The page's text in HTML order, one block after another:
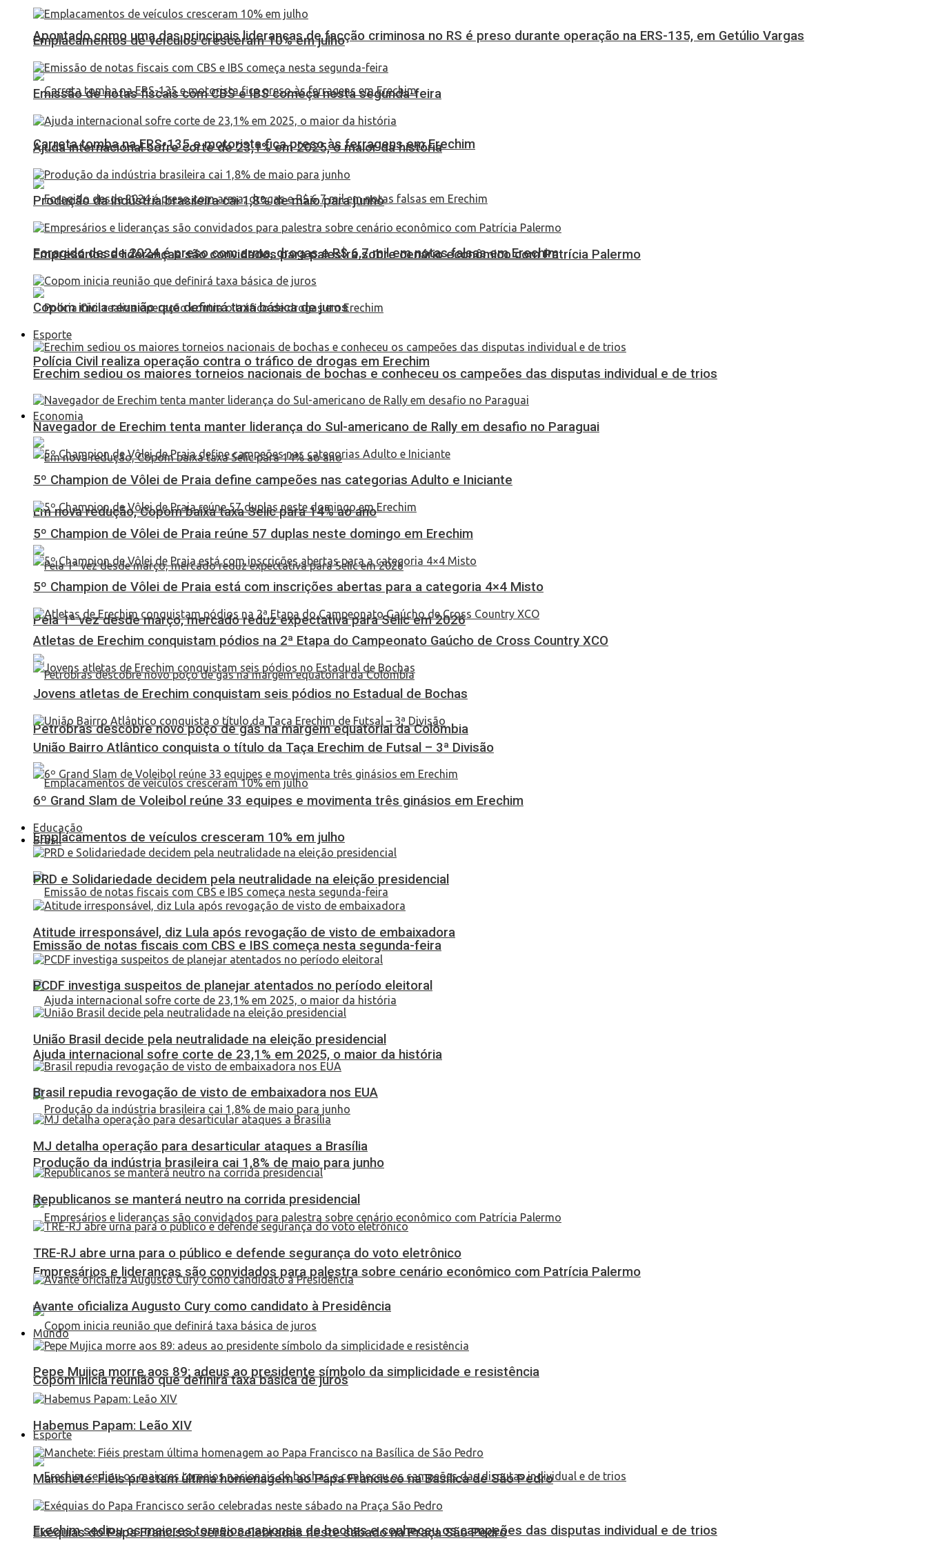
Apontado como uma das principais lideranças de facção criminosa no RS é preso durante operação na ERS-135, em Getúlio Vargas
Carreta tomba na ERS-135 e motorista fica preso às ferragens em Erechim
Foragido desde 2024 é preso com arma, drogas e R$ 6,7 mil em notas falsas em Erechim
Polícia Civil realiza operação contra o tráfico de drogas em Erechim
Economia
Em nova redução, Copom baixa taxa Selic para 14% ao ano
Pela 1ª vez desde março, mercado reduz expectativa para Selic em 2026
Petrobras descobre novo poço de gás na margem equatorial da Colômbia
Emplacamentos de veículos cresceram 10% em julho
Emissão de notas fiscais com CBS e IBS começa nesta segunda-feira
Ajuda internacional sofre corte de 23,1% em 2025, o maior da história
Produção da indústria brasileira cai 1,8% de maio para junho
Empresários e lideranças são convidados para palestra sobre cenário econômico com Patrícia Palermo
Copom inicia reunião que definirá taxa básica de juros
Esporte
Erechim sediou os maiores torneios nacionais de bochas e conheceu os campeões das disputas individual e de trios
Emplacamentos de veículos cresceram 10% em julho
Emissão de notas fiscais com CBS e IBS começa nesta segunda-feira
Ajuda internacional sofre corte de 23,1% em 2025, o maior da história
Produção da indústria brasileira cai 1,8% de maio para junho
Empresários e lideranças são convidados para palestra sobre cenário econômico com Patrícia Palermo
Copom inicia reunião que definirá taxa básica de juros
Esporte
Erechim sediou os maiores torneios nacionais de bochas e conheceu os campeões das disputas individual e de trios
Navegador de Erechim tenta manter liderança do Sul-americano de Rally em desafio no Paraguai
5º Champion de Vôlei de Praia define campeões nas categorias Adulto e Iniciante
5º Champion de Vôlei de Praia reúne 57 duplas neste domingo em Erechim
5º Champion de Vôlei de Praia está com inscrições abertas para a categoria 4×4 Misto
Atletas de Erechim conquistam pódios na 2ª Etapa do Campeonato Gaúcho de Cross Country XCO
Jovens atletas de Erechim conquistam seis pódios no Estadual de Bochas
União Bairro Atlântico conquista o título da Taça Erechim de Futsal – 3ª Divisão
6º Grand Slam de Voleibol reúne 33 equipes e movimenta três ginásios em Erechim
Educação
Brasil
PRD e Solidariedade decidem pela neutralidade na eleição presidencial
Atitude irresponsável, diz Lula após revogação de visto de embaixadora
PCDF investiga suspeitos de planejar atentados no período eleitoral
União Brasil decide pela neutralidade na eleição presidencial
Brasil repudia revogação de visto de embaixadora nos EUA
MJ detalha operação para desarticular ataques a Brasília
Republicanos se manterá neutro na corrida presidencial
TRE-RJ abre urna para o público e defende segurança do voto eletrônico
Avante oficializa Augusto Cury como candidato à Presidência
Mundo
Pepe Mujica morre aos 89: adeus ao presidente símbolo da simplicidade e resistência
Habemus Papam: Leão XIV
Manchete: Fiéis prestam última homenagem ao Papa Francisco na Basílica de São Pedro
Exéquias do Papa Francisco serão celebradas neste sábado na Praça São Pedro